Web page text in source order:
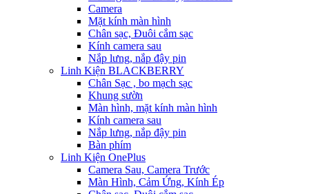
Camera
Mặt kính màn hình
Chân sạc, Đuôi cắm sạc
Kính camera sau
Nắp lưng, nắp đậy pin
Linh Kiện BLACKBERRY
Chân Sạc , bo mạch sạc
Khung sườn
Màn hình, mặt kính màn hình
Kính camera sau
Nắp lưng, nắp đậy pin
Bàn phím
Linh Kiện OnePlus
Camera Sau, Camera Trước
Màn Hình, Cảm Ứng, Kính Ép